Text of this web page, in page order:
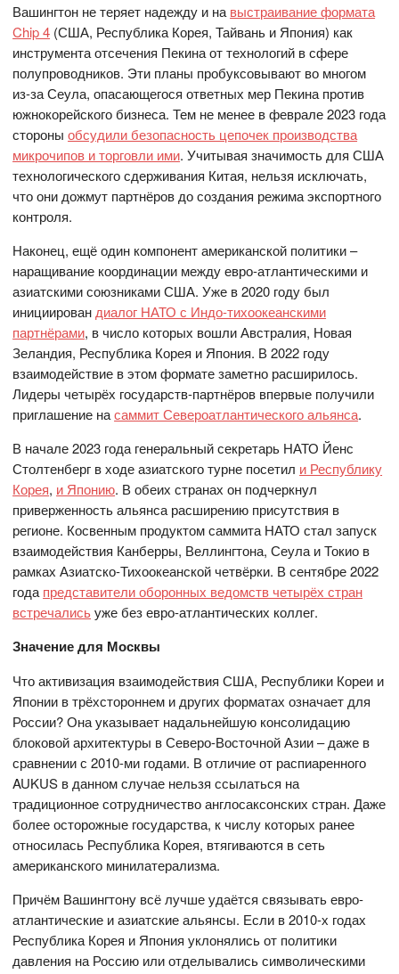
Вашингтон не теряет надежду и на выстраивание формата
Chip 4 (США, Республика Корея, Тайвань и Япония) как
инструмента отсечения Пекина от технологий в сфере
полупроводников. Эти планы пробуксовывают во многом
из-за Сеула, опасающегося ответных мер Пекина против
южнокорейского бизнеса. Тем не менее в феврале 2023 года
стороныобсудили безопасность цепочек производства
микрочипов и торговли ими. Учитывая значимость для США
технологического сдерживания Китая, нельзя исключать,
что они дожмут партнёров до создания режима экспортного
контроля.
Наконец, ещё один компонент американской политики –
наращивание координации между евро-атлантическими и
азиатскими союзниками США. Уже в 2020 году был
инициирован диалог НАТО с Индо-тихоокеанскими
партнёрами, в число которых вошли Австралия, Новая
Зеландия, Республика Корея и Япония. В 2022 году
взаимодействие в этом формате заметно расширилось.
Лидеры четырёх государств-партнёров впервые получили
приглашение насаммит Североатлантического альянса.
В начале 2023 года генеральный секретарь НАТО Йенс
Столтенберг в ходе азиатского турне посетил и Республику
Корея, и Японию. В обеих странах он подчеркнул
приверженность альянса расширению присутствия в
регионе. Косвенным продуктом саммита НАТО стал запуск
взаимодействия Канберры, Веллингтона, Сеула и Токио в
рамках Азиатско-Тихоокеанской четвёрки. В сентябре 2022
года представители оборонных ведомств четырёх стран
встречалисьуже без евро-атлантических коллег.
Значение для Москвы
Что активизация взаимодействия США, Республики Кореи и
Японии в трёхстороннем и других форматах означает для
России? Она указывает надальнейшую консолидацию
блоковой архитектуры в Северо-Восточной Азии – даже в
сравнении с 2010-ми годами. В отличие от распиаренного
AUKUS в данном случае нельзя ссылаться на
традиционное сотрудничество англосаксонских стран. Даже
более осторожные государства, к числу которых ранее
относилась Республика Корея, втягиваются в сеть
американского минилатерализма.
Причём Вашингтону всё лучше удаётся связывать евро-
атлантические и азиатские альянсы. Если в 2010-х годах
Республика Корея и Япония уклонялись от политики
давления на Россию или отделывались символическими